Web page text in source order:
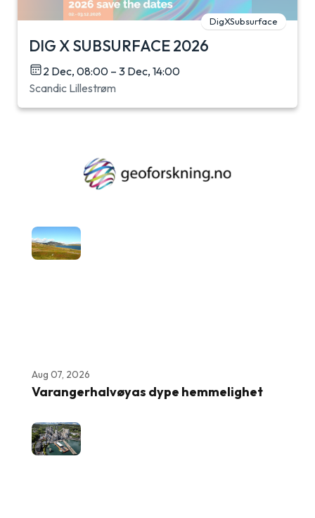
DigXSubsurface
DIG X SUBSURFACE 2026
2 Dec, 08:00 – 3 Dec, 14:00
Scandic Lillestrøm
Aug 07, 2026
Varangerhalvøyas dype hemmelighet